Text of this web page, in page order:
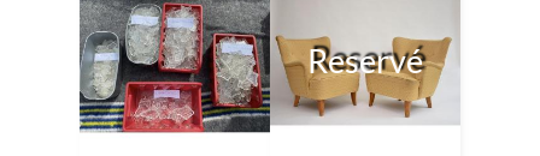
Reservé